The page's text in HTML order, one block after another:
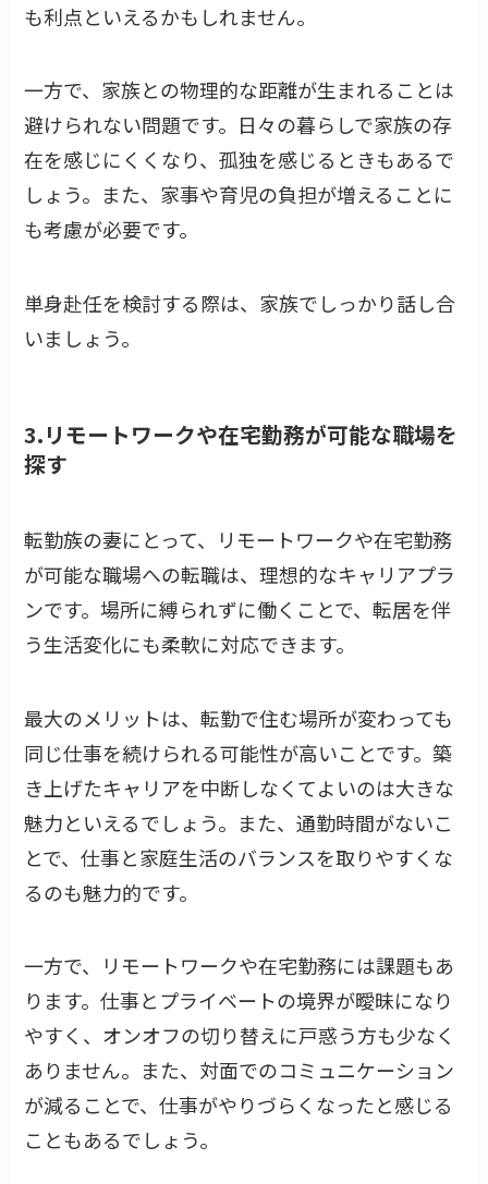
も利点といえるかもしれません。
一方で、家族との物理的な距離が生まれることは
避けられない問題です。日々の暮らしで家族の存
在を感じにくくなり、孤独を感じるときもあるで
しょう。また、家事や育児の負担が増えることに
も考慮が必要です。
単身赴任を検討する際は、家族でしっかり話し合
いましょう。
3.リモートワークや在宅勤務が可能な職場を
探す
転勤族の妻にとって、リモートワークや在宅勤務
が可能な職場への転職は、理想的なキャリアプラ
ンです。場所に縛られずに働くことで、転居を伴
う生活変化にも柔軟に対応できます。
最大のメリットは、転勤で住む場所が変わっても
同じ仕事を続けられる可能性が高いことです。築
き上げたキャリアを中断しなくてよいのは大きな
魅力といえるでしょう。また、通勤時間がないこ
とで、仕事と家庭生活のバランスを取りやすくな
るのも魅力的です。
一方で、リモートワークや在宅勤務には課題もあ
ります。仕事とプライベートの境界が曖昧になり
やすく、オンオフの切り替えに戸惑う方も少なく
ありません。また、対面でのコミュニケーション
が減ることで、仕事がやりづらくなったと感じる
こともあるでしょう。